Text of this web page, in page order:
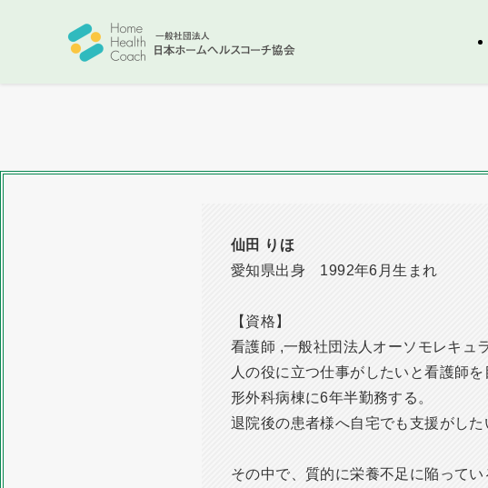
仙田 りほ
愛知県出身 1992年6月生まれ
【資格】
看護師 ,一般社団法人オーソモレキュ
人の役に立つ仕事がしたいと看護師
形外科病棟に6年半勤務する。
退院後の患者様へ自宅でも支援がし
その中で、質的に栄養不足に陥って